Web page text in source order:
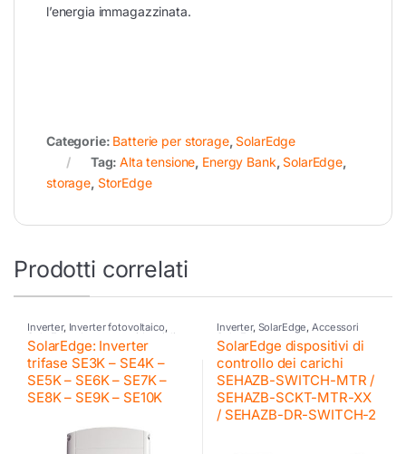
l’energia immagazzinata.
Categorie: Batterie per storage, SolarEdge
Tag:Alta tensione, Energy Bank, SolarEdge,
storage, StorEdge
Prodotti correlati
Inverter, Inverter fotovoltaico
SolarEdge Inverter residenziali
SE
SolarEdge: Inverter
trifase SE3K – SE4K –
SE5K – SE6K – SE7K –
SE8K – SE9K – SE10K
Inverter, SolarEdge ,Accessori
SolarEdge
SolarEdge dispositivi di
controllo dei carichi
SEHAZB-SWITCH-MTR /
SEHAZB-SCKT-MTR-XX
/ SEHAZB-DR-SWITCH-2